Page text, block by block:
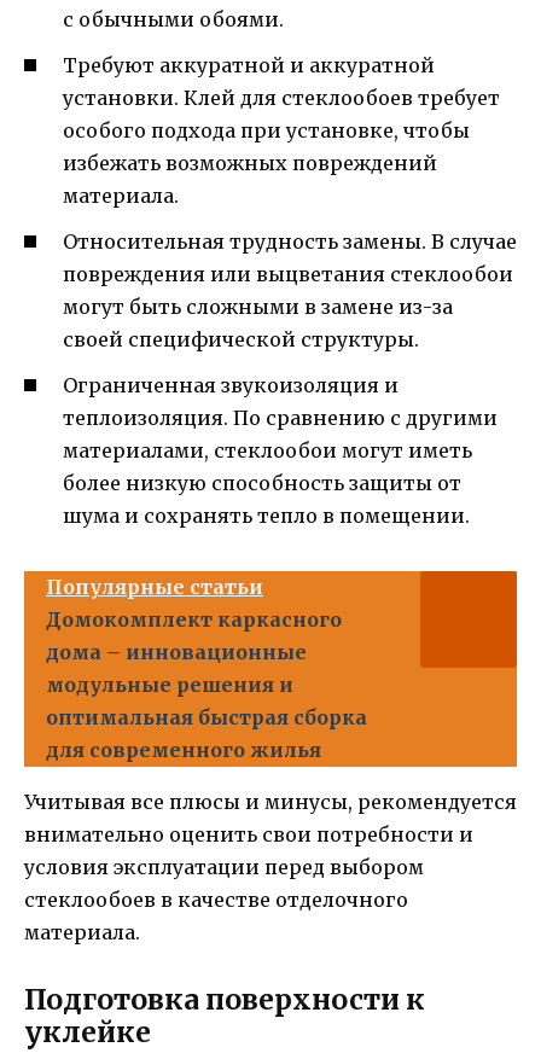
с обычными обоями.
Требуют аккуратной и аккуратной
установки. Клей для стеклообоев требует
особого подхода при установке, чтобы
избежать возможных повреждений
материала.
Относительная трудность замены. В случае
повреждения или выцветания стеклообои
могут быть сложными в замене из-за
своей специфической структуры.
Ограниченная звукоизоляция и
теплоизоляция. По сравнению с другими
материалами, стеклообои могут иметь
более низкую способность защиты от
шума и сохранять тепло в помещении.
Популярные статьи
Домокомплект каркасного
дома – инновационные
модульные решения и
оптимальная быстрая сборка
для современного жилья
Учитывая все плюсы и минусы, рекомендуется
внимательно оценить свои потребности и
условия эксплуатации перед выбором
стеклообоев в качестве отделочного
материала.
Подготовка поверхности к
уклейке